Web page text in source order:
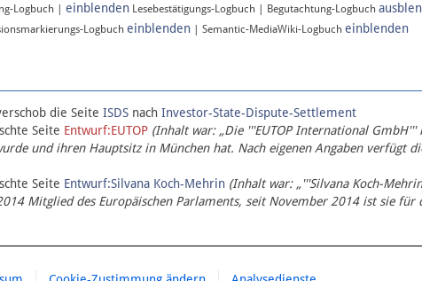
Logbuch | einblenden Lesebestätigungs-Logbuch | Begutachtung-Logbuch
Logbuch einblenden | Semantic-MediaWiki-Logbuch einblenden
die Seite ISDS nach Investor-State-Dispute-Settlement
Seite Entwurf:EUTOP (Inhalt war: „Die '''EUTOP International GmbH'''
und ihren Hauptsitz in München hat. Nach eigenen Angaben verfügt
Seite Entwurf:Silvana Koch-Mehrin (Inhalt war: „'''Silvana Koch-
Mitglied des Europäischen Parlaments, seit November 2014 ist sie für